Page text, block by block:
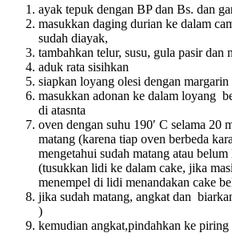
ayak tepuk dengan BP dan Bs. dan
masukkan daging durian ke dalam
sudah diayak,
tambahkan telur, susu, gula pasir dan
aduk rata sisihkan
siapkan loyang olesi dengan
masukkan adonan ke dalam loyang
di atasnta
oven dengan suhu 190′ C selama 20
matang (karena tiap oven berbeda
mengetahui sudah matang atau
(tusukkan lidi ke dalam cake, jika
menempel di lidi menandakan cake
jika sudah matang, angkat dan
)
kemudian angkat,pindahkan ke